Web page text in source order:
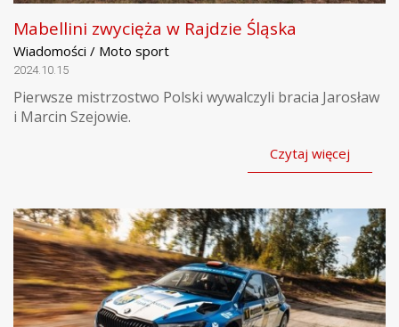
Mabellini zwycięża w Rajdzie Śląska
Wiadomości / Moto sport
2024.10.15
Pierwsze mistrzostwo Polski wywalczyli bracia Jarosław
i Marcin Szejowie.
Czytaj więcej